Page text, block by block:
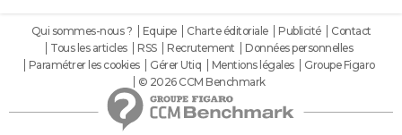
Qui sommes-nous ? Equipe Charte éditoriale Publicité
Contact
Tous les articles
RSS Recrutement
Données personnelles
Paramétrer les cookies
Gérer Utiq Mentions légales
Groupe Figaro
© 2026 CCM Benchmark